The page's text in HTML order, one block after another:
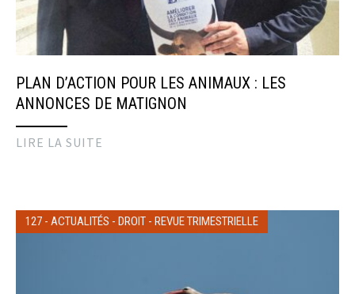
PLAN D’ACTION POUR LES ANIMAUX : LES
ANNONCES DE MATIGNON
LIRE LA SUITE
127 - ACTUALITÉS - DROIT - REVUE TRIMESTRIELLE